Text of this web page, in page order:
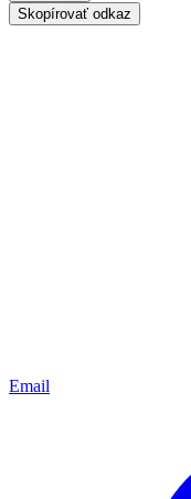
Skopírovať odkaz
Email